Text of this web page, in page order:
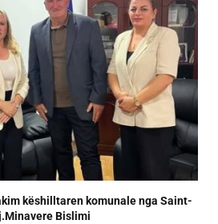
këshilltaren komunale nga Saint-
Bislimi